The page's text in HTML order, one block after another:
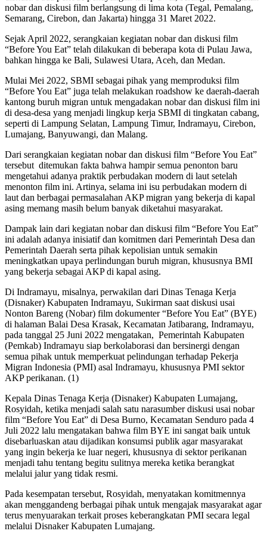
nobar dan diskusi film berlangsung di lima kota (Tegal, Pemalang,
Semarang, Cirebon, dan Jakarta) hingga 31 Maret 2022.
Sejak April 2022, serangkaian kegiatan nobar dan diskusi film
“Before You Eat” telah dilakukan di beberapa kota di Pulau Jawa,
bahkan hingga ke Bali, Sulawesi Utara, Aceh, dan Medan.
Mulai Mei 2022, SBMI sebagai pihak yang memproduksi film
“Before You Eat” juga telah melakukan roadshow ke daerah-daerah
kantong buruh migran untuk mengadakan nobar dan diskusi film ini
di desa-desa yang menjadi lingkup kerja SBMI di tingkatan cabang,
seperti di Lampung Selatan, Lampung Timur, Indramayu, Cirebon,
Lumajang, Banyuwangi, dan Malang.
Dari serangkaian kegiatan nobar dan diskusi film “Before You Eat”
tersebut ditemukan fakta bahwa hampir semua penonton baru
mengetahui adanya praktik perbudakan modern di laut setelah
menonton film ini. Artinya, selama ini isu perbudakan modern di
laut dan berbagai permasalahan AKP migran yang bekerja di kapal
asing memang masih belum banyak diketahui masyarakat.
Dampak lain dari kegiatan nobar dan diskusi film “Before You Eat”
ini adalah adanya inisiatif dan komitmen dari Pemerintah Desa dan
Pemerintah Daerah serta pihak kepolisian untuk semakin
meningkatkan upaya perlindungan buruh migran, khususnya BMI
yang bekerja sebagai AKP di kapal asing.
Di Indramayu, misalnya, perwakilan dari Dinas Tenaga Kerja
(Disnaker) Kabupaten Indramayu, Sukirman saat diskusi usai
Nonton Bareng (Nobar) film dokumenter “Before You Eat” (BYE)
di halaman Balai Desa Krasak, Kecamatan Jatibarang, Indramayu,
pada tanggal 25 Juni 2022 mengatakan, Pemerintah Kabupaten
(Pemkab) Indramayu siap berkolaborasi dan bersinergi dengan
semua pihak untuk memperkuat pelindungan terhadap Pekerja
Migran Indonesia (PMI) asal Indramayu, khususnya PMI sektor
AKP perikanan. (1)
Kepala Dinas Tenaga Kerja (Disnaker) Kabupaten Lumajang,
Rosyidah, ketika menjadi salah satu narasumber diskusi usai nobar
film “Before You Eat” di Desa Burno, Kecamatan Senduro pada 4
Juli 2022 lalu mengatakan bahwa film BYE ini sangat baik untuk
disebarluaskan atau dijadikan konsumsi publik agar masyarakat
yang ingin bekerja ke luar negeri, khususnya di sektor perikanan
menjadi tahu tentang begitu sulitnya mereka ketika berangkat
melalui jalur yang tidak resmi.
Pada kesempatan tersebut, Rosyidah, menyatakan komitmennya
akan menggandeng berbagai pihak untuk mengajak masyarakat agar
terus menyuarakan terkait proses keberangkatan PMI secara legal
melalui Disnaker Kabupaten Lumajang.